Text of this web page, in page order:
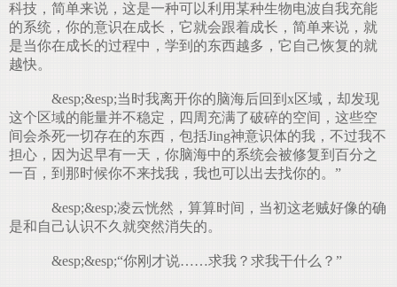
科技，简单来说，这是一种可以利用某种生物电波自我充能
的系统，你的意识在成长，它就会跟着成长，简单来说，就
是当你在成长的过程中，学到的东西越多，它自己恢复的就
越快。
&esp;&esp;当时我离开你的脑海后回到x区域，却发现
这个区域的能量并不稳定，四周充满了破碎的空间，这些空
间会杀死一切存在的东西，包括Jing神意识体的我，不过我不
担心，因为迟早有一天，你脑海中的系统会被修复到百分之
一百，到那时候你不来找我，我也可以出去找你的。”
&esp;&esp;凌云恍然，算算时间，当初这老贼好像的确
是和自己认识不久就突然消失的。
&esp;&esp;“你刚才说……求我？求我干什么？”